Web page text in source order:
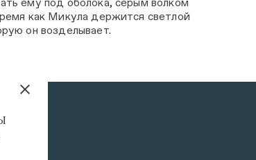
как Микула держится светлой
он возделывает.